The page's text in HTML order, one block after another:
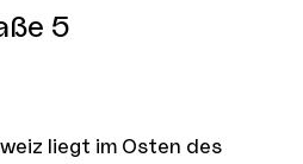
5
liegt im Osten des